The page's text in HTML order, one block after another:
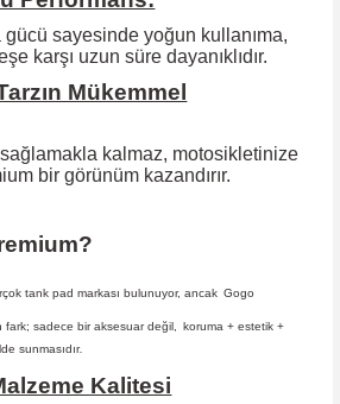
gücü sayesinde yoğun kullanıma,
karşı uzun süre dayanıklıdır.
Mükemmel
kalmaz, motosikletinize
bir görünüm kazandırır.
tank pad markası bulunuyor, ancak Gogo
fark; sadece bir aksesuar değil,
koruma + estetik +
sunmasıdır.
Kalitesi